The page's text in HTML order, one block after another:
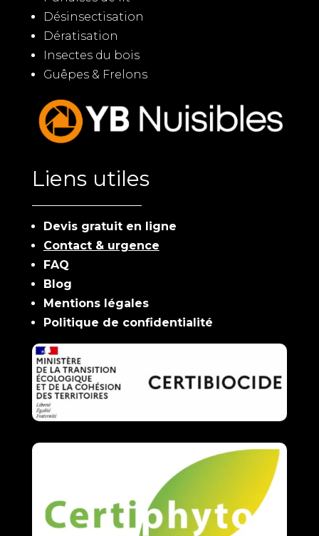
Désinsectisation
Dératisation
Insectes du bois
Guêpes & Frelons
Liens utiles
Devis gratuit en ligne
Contact & urgence
FAQ
Blog
Mentions légales
Politique de confidentialité